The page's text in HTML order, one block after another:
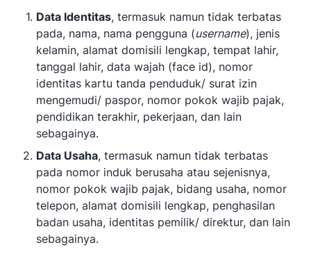
Data Identitas, termasuk namun tidak terbatas
pada, nama, nama pengguna (username), jenis
kelamin, alamat domisili lengkap, tempat lahir,
tanggal lahir, data wajah (face id), nomor
identitas kartu tanda penduduk/ surat izin
mengemudi/ paspor, nomor pokok wajib pajak,
pendidikan terakhir, pekerjaan, dan lain
sebagainya.
Data Usaha, termasuk namun tidak terbatas
pada nomor induk berusaha atau sejenisnya,
nomor pokok wajib pajak, bidang usaha, nomor
telepon, alamat domisili lengkap, penghasilan
badan usaha, identitas pemilik/ direktur, dan lain
sebagainya.